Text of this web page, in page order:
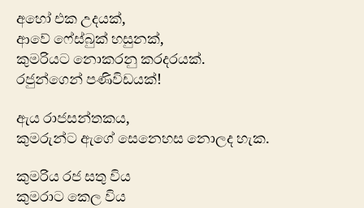
අහෝ එක උදයක්,
ආවේ ෆේස්බුක් හසුනක්,
කුමරියට නොකරනු කරදරයක්.
රජුන්ගෙන් පණිවිඩයක්!
ඇය රාජසන්තකය,
කුමරුන්ට ඇගේ සෙනෙහස නොලද හැක.
කුමරිය රජ සතු විය
කුමරාට කෙල විය